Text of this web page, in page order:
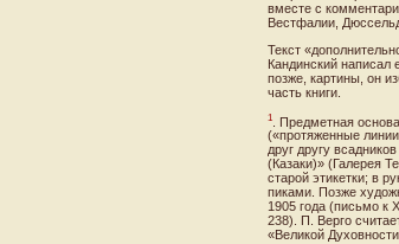
вместе с
Вестфалии,
Текст
Кандинский
позже, картины, он
часть книги.
1
. Предметная
(«протяженные
друг другу
(Казаки)» (Галерея
старой этикетки; в
пиками. Позже
1905 года (письмо к
238). П. Верго
«Великой